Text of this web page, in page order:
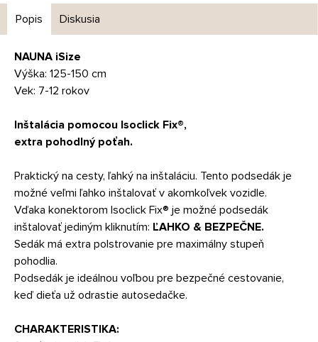
Popis Diskusia
NAUNA iSize
Výška: 125-150 cm
Vek: 7-12 rokov
Inštalácia pomocou Isoclick Fix®,
extra pohodlný poťah.
Praktický na cesty, ľahký na inštaláciu. Tento podsedák je
možné veľmi ľahko inštalovať v akomkoľvek vozidle.
Vďaka konektorom Isoclick Fix® je možné podsedák
inštalovať jediným kliknutím: ĽAHKO & BEZPEČNE.
Sedák má extra polstrovanie pre maximálny stupeň
pohodlia.
Podsedák je ideálnou voľbou pre bezpečné cestovanie,
keď dieťa už odrastie autosedačke.
CHARAKTERISTIKA: